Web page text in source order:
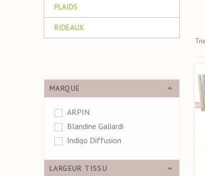
PLAIDS
RIDEAUX
MARQUE
ARPIN
Blandine Galiardi
Indigo Diffusion
LARGEUR TISSU